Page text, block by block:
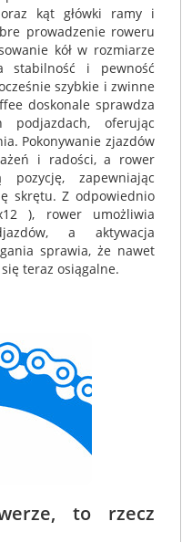
kąt główki ramy i
prowadzenie roweru
kół w rozmiarze
stabilność i pewność
szybkie i zwinne
doskonale sprawdza
oferując
Pokonywanie zjazdów
i radości, a rower
zapewniając
skrętu. Z odpowiednio
), rower umożliwia
a aktywacja
sprawia, że nawet
teraz osiągalne.
to rzecz